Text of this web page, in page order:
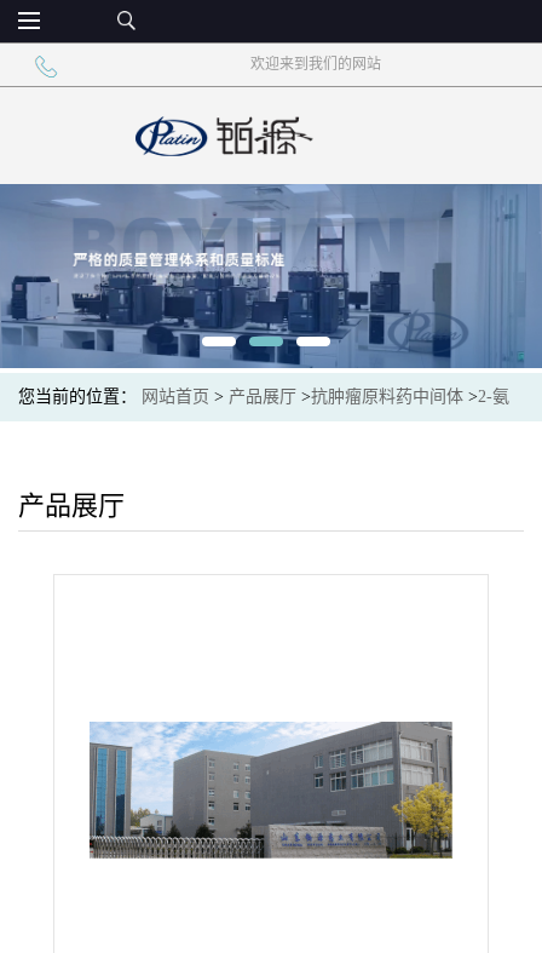
欢迎来到我们的网站
您当前的位置： 网站首页 > 产品展厅 >抗肿瘤原料药中间体 >2-氨
产品展厅